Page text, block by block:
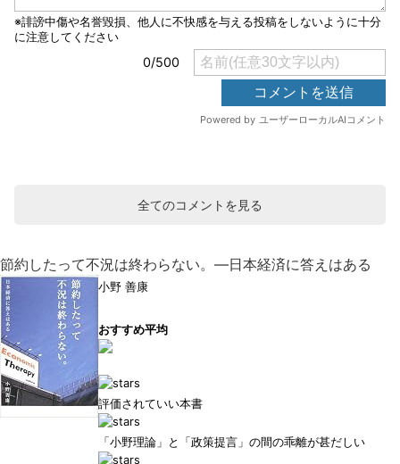
全てのコメントを見る
節約したって不況は終わらない。―日本経済に答えはある
小野 善康
おすすめ平均
評価されていい本書
「小野理論」と「政策提言」の間の乖離が甚だしい